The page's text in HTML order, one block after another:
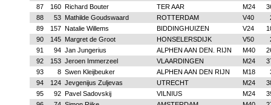
87
160 Richard Bouter TER AAR M24
88
53 Mathilde Goudswaard ROTTERDAM V40
89
157 Natalie Willems BIDDINGHUIZEN V24
90
145 Margret de Groot HONSELERSDIJK V50
91
94 Jan Jungerius ALPHEN AAN DEN. RIJN M40
92
153 Jeroen Immerzeel VLAARDINGEN M24
93
8 Swen Kleijbeuker ALPHEN AAN DEN RIJN M18
94
124 Jevgenijus Zuljevas UTRECHT M24
95
92 Pavel Sadovskij VILNIUS M24